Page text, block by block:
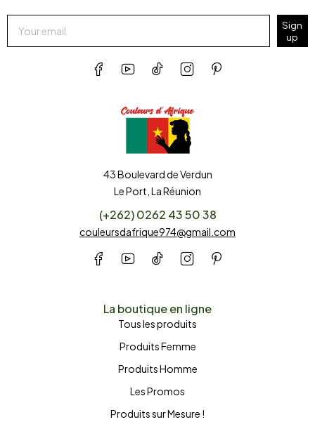
43 Boulevard de Verdun
Le Port, La Réunion
(+262) 0262 43 50 38
couleursdafrique974@gmail.com
La boutique en ligne
Tous les produits
Produits Femme
Produits Homme
Les Promos
Produits sur Mesure !
Sign
up